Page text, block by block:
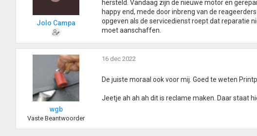
Jolo Campa
hersteld. Vandaag zijn de nieuwe motor en
happy end, mede door inbreng van de
opgeven als de servicedienst roept dat reparatie
moet aanschaffen.
wgb
Vaste Beantwoorder
16 dec 2022
De juiste moraal ook voor mij. Goed te weten
Jeetje ah ah ah dit is reclame maken. Daar staat